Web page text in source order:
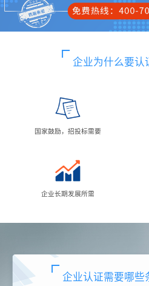
企业为什么要认
国家鼓励，招投标需要
企业长期发展所需
企业认证需要哪些